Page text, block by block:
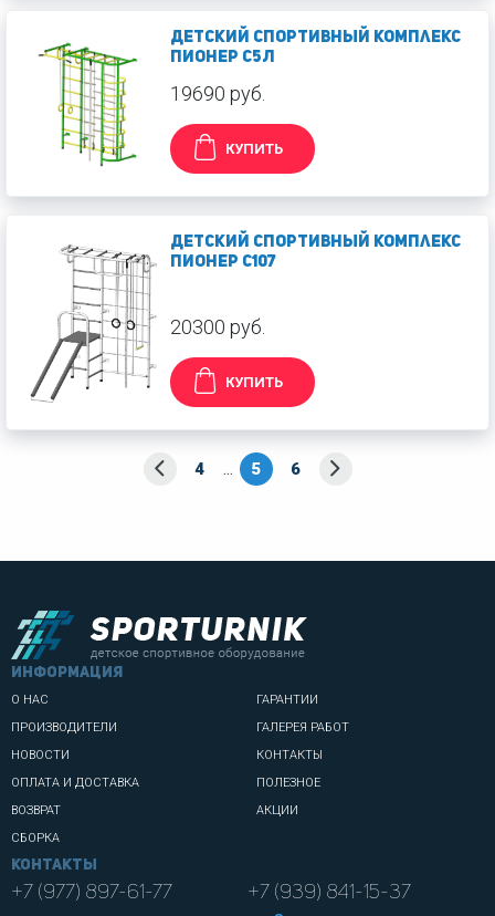
Детский спортивный комплекс
Пионер С5Л
19690 руб.
КУПИТЬ
Детский спортивный комплекс
Пионер С107
20300 руб.
КУПИТЬ
4 ... 5 6
информация
О НАС
ПРОИЗВОДИТЕЛИ
НОВОСТИ
ОПЛАТА И ДОСТАВКА
ВОЗВРАТ
СБОРКА
ГАРАНТИИ
ГАЛЕРЕЯ РАБОТ
КОНТАКТЫ
ПОЛЕЗНОЕ
АКЦИИ
Контакты
+7 (977) 897-61-77 +7 (939) 841-15-37